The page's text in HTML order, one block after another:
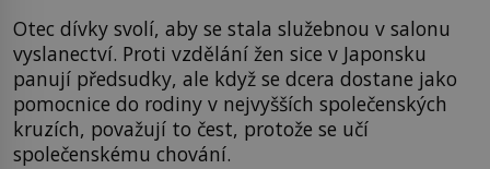
Otec dívky svolí, aby se stala služebnou v salonu
vyslanectví. Proti vzdělání žen sice v Japonsku
panují předsudky, ale když se dcera dostane jako
pomocnice do rodiny v nejvyšších společenských
kruzích, považují to čest, protože se učí
společenskému chování.